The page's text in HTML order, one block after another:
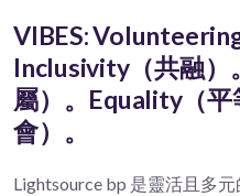
VIBES:
Inclusivity（共融）
屬）。Equality（
會）。
Lightsource bp 是靈活且多